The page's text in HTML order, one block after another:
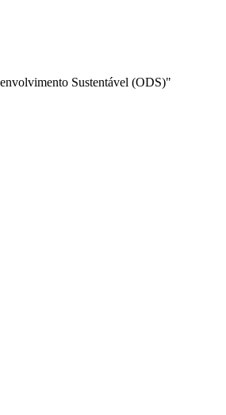
Sustentável (ODS)"